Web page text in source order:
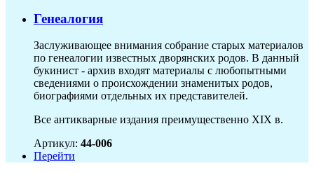
Генеалогия
Заслуживающее внимания собрание старых материалов
по генеалогии известных дворянских родов. В данный
букинист - архив входят материалы с любопытными
сведениями о происхождении знаменитых родов,
биографиями отдельных их представителей.
Все антикварные издания преимущественно XIX в.
Артикул: 44-006
Перейти